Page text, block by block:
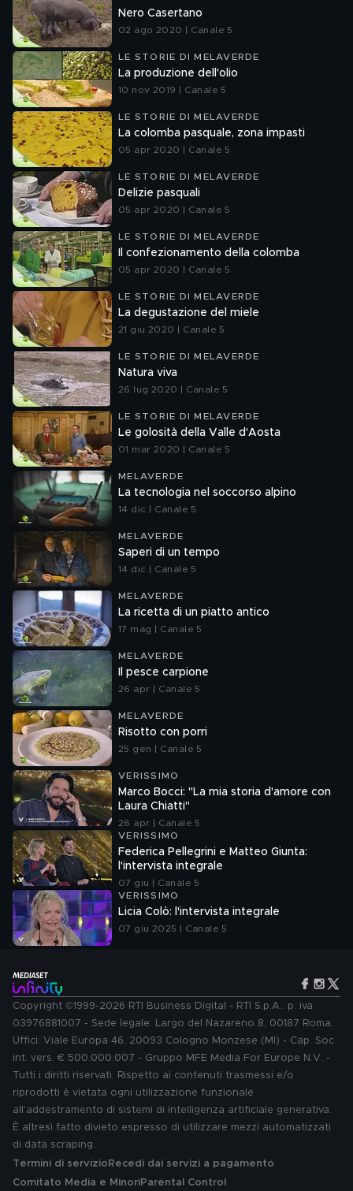
Nero Casertano
02 ago 2020 | Canale 5
LE STORIE DI MELAVERDE
La produzione dell'olio
10 nov 2019 | Canale 5
LE STORIE DI MELAVERDE
La colomba pasquale, zona impasti
05 apr 2020 | Canale 5
LE STORIE DI MELAVERDE
Delizie pasquali
05 apr 2020 | Canale 5
LE STORIE DI MELAVERDE
Il confezionamento della colomba
05 apr 2020 | Canale 5
LE STORIE DI MELAVERDE
La degustazione del miele
21 giu 2020 | Canale 5
LE STORIE DI MELAVERDE
Natura viva
26 lug 2020 | Canale 5
LE STORIE DI MELAVERDE
Le golosità della Valle d'Aosta
01 mar 2020 | Canale 5
MELAVERDE
La tecnologia nel soccorso alpino
14 dic | Canale 5
MELAVERDE
Saperi di un tempo
14 dic | Canale 5
MELAVERDE
La ricetta di un piatto antico
17 mag | Canale 5
MELAVERDE
Il pesce carpione
26 apr | Canale 5
MELAVERDE
Risotto con porri
25 gen | Canale 5
VERISSIMO
Marco Bocci: "La mia storia d'amore con
Laura Chiatti"
26 apr | Canale 5
VERISSIMO
Federica Pellegrini e Matteo Giunta:
l'intervista integrale
07 giu | Canale 5
VERISSIMO
Licia Colò: l'intervista integrale
07 giu 2025 | Canale 5
Copyright ©1999-2026 RTI Business Digital - RTI S.p.A.: p. iva
03976881007 - Sede legale: Largo del Nazareno 8, 00187 Roma.
Uffici: Viale Europa 46, 20093 Cologno Monzese (MI) - Cap. Soc.
int. vers. € 500.000.007 - Gruppo MFE Media For Europe N.V. -
Tutti i diritti riservati. Rispetto ai contenuti trasmessi e/o
riprodotti è vietata ogni utilizzazione funzionale
all'addestramento di sistemi di intelligenza artificiale generativa.
È altresì fatto divieto espresso di utilizzare mezzi automatizzati
di data scraping.
Termini di servizio Recedi dai servizi a pagamento
Comitato Media e MinoriParental Control